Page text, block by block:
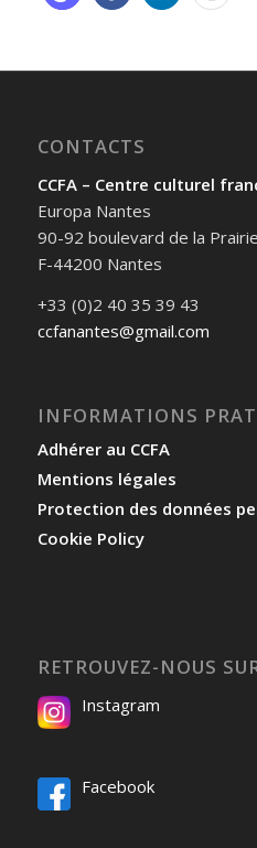
CONTACTS
CCFA – Centre culturel
Europa Nantes
90-92 boulevard de la
F-44200 Nantes
+33 (0)2 40 35 39 43
ccfanantes@gmail.com
INFORMATIONS
Adhérer au CCFA
Mentions légales
Protection des données
Cookie Policy
RETROUVEZ-NOUS
Instagram
Facebook